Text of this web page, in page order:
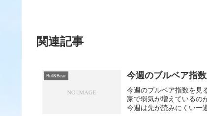
関連記事
Bull&Bear 今週のブルベア指数
今週のブルベア指数を見
家で弱気が増えている
今週は先が読みにくい